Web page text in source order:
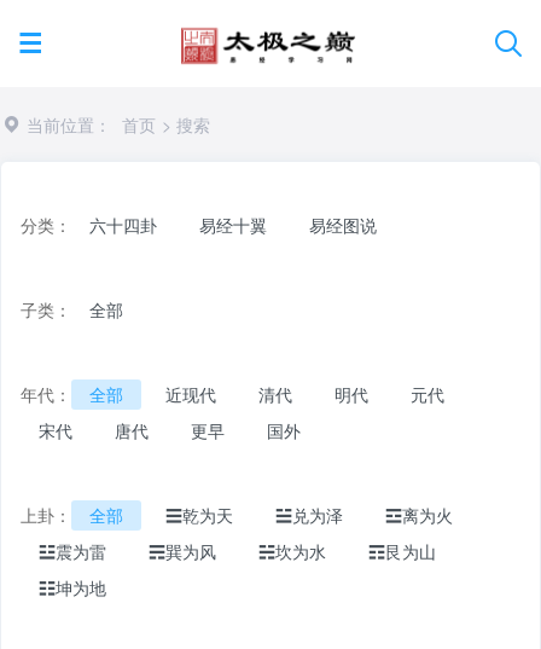
当前位置： 首页 > 搜索
分类： 六十四卦 易经十翼 易经图说
子类： 全部
年代： 全部 近现代 清代 明代
元代
宋代
唐代 更早 国外
上卦： 全部 ☰乾为天 ☱兑为泽
☲离为火
☳震为雷
☴巽为风 ☵坎为水
☶艮为山
☷坤为地